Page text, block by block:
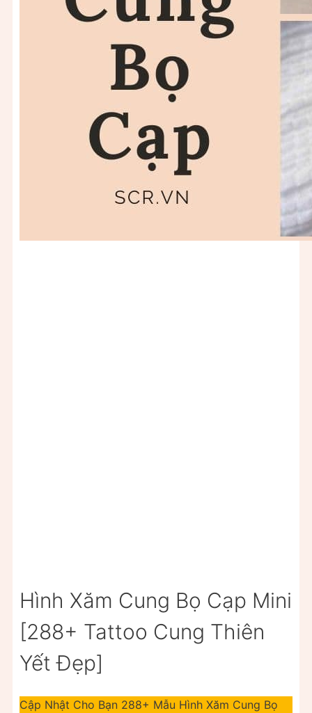
Hình Xăm Cung Bọ Cạp Mini
[288+ Tattoo Cung Thiên
Yết Đẹp]
Cập Nhật Cho Bạn 288+ Mẫu Hình Xăm Cung Bọ